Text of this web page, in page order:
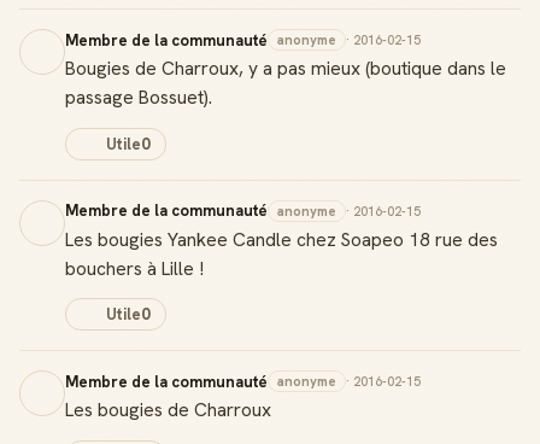
Membre de la communauté anonyme · 2016-02-15
Bougies de Charroux, y a pas mieux (boutique dans le
passage Bossuet).
Utile0
Membre de la communauté anonyme · 2016-02-15
Les bougies Yankee Candle chez Soapeo 18 rue des
bouchers à Lille !
Utile0
Membre de la communauté anonyme · 2016-02-15
Les bougies de Charroux
Badge Guide Local
Ton statut affiché sur toutes tes contributions
Score de réputation
Gagne des points à chaque contribution utile